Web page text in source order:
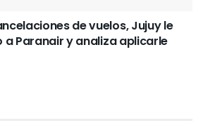
de vuelos, Jujuy le
Paranair y analiza aplicarle